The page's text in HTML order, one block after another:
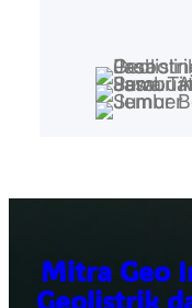
Mitra Geo
Geolistrik